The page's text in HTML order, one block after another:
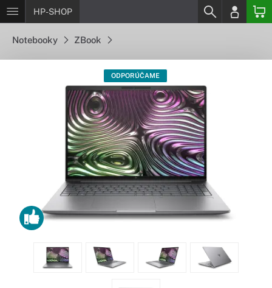
HP-SHOP
Notebooky ZBook
ODPORÚČAME